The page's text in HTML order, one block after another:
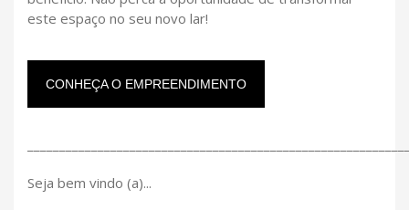
este espaço no seu novo lar!
CONHEÇA O EMPREENDIMENTO
Seja bem vindo (a)...